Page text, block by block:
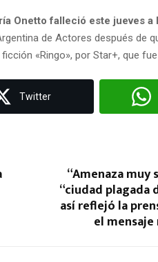
Onetto falleció este jueves a
de Actores después de
ficción «Ringo», por Star+, que
Twitter
“Amenaza muy
“ciudad plagada
así reflejó la
el